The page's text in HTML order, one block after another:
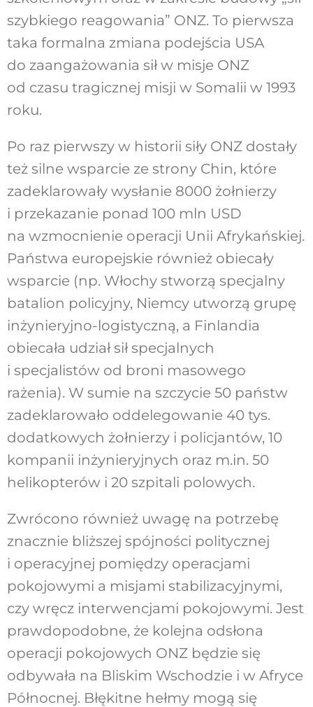
szybkiego reagowania” ONZ. To pierwsza
taka formalna zmiana podejścia USA
do zaangażowania sił w misje ONZ
od czasu tragicznej misji w Somalii w 1993
roku.
Po raz pierwszy w historii siły ONZ dostały
też silne wsparcie ze strony Chin, które
zadeklarowały wysłanie 8000 żołnierzy
i przekazanie ponad 100 mln USD
na wzmocnienie operacji Unii Afrykańskiej.
Państwa europejskie również obiecały
wsparcie (np. Włochy stworzą specjalny
batalion policyjny, Niemcy utworzą grupę
inżynieryjno-logistyczną, a Finlandia
obiecała udział sił specjalnych
i specjalistów od broni masowego
rażenia). W sumie na szczycie 50 państw
zadeklarowało oddelegowanie 40 tys.
dodatkowych żołnierzy i policjantów, 10
kompanii inżynieryjnych oraz m.in. 50
helikopterów i 20 szpitali polowych.
Zwrócono również uwagę na potrzebę
znacznie bliższej spójności politycznej
i operacyjnej pomiędzy operacjami
pokojowymi a misjami stabilizacyjnymi,
czy wręcz interwencjami pokojowymi. Jest
prawdopodobne, że kolejna odsłona
operacji pokojowych ONZ będzie się
odbywała na Bliskim Wschodzie i w Afryce
Północnej. Błękitne hełmy mogą się